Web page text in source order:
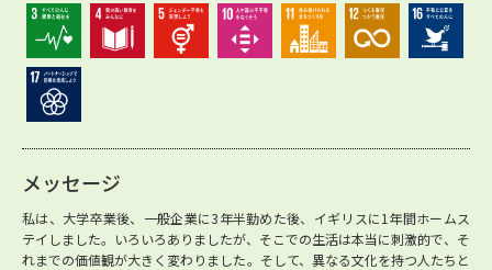
メッセージ
私は、大学卒業後、一般企業に3年半勤めた後、イギリスに1年間ホームス
テイしました。いろいろありましたが、そこでの生活は本当に刺激的で、そ
れまでの価値観が大きく変わりました。そして、異なる文化を持つ人たちと